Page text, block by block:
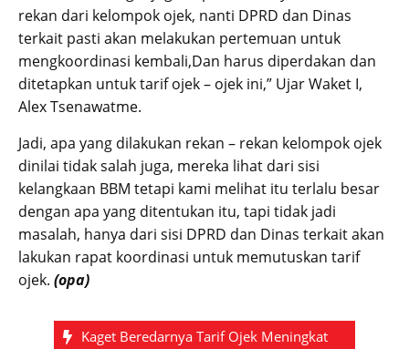
rekan dari kelompok ojek, nanti DPRD dan Dinas
terkait pasti akan melakukan pertemuan untuk
mengkoordinasi kembali,Dan harus diperdakan dan
ditetapkan untuk tarif ojek – ojek ini,” Ujar Waket I,
Alex Tsenawatme.
Jadi, apa yang dilakukan rekan – rekan kelompok ojek
dinilai tidak salah juga, mereka lihat dari sisi
kelangkaan BBM tetapi kami melihat itu terlalu besar
dengan apa yang ditentukan itu, tapi tidak jadi
masalah, hanya dari sisi DPRD dan Dinas terkait akan
lakukan rapat koordinasi untuk memutuskan tarif
ojek. (opa)
Kaget Beredarnya Tarif Ojek Meningkat